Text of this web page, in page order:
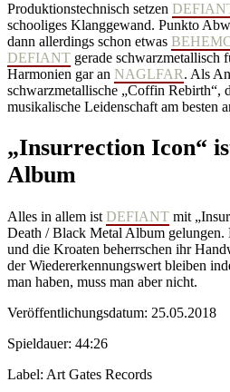
Produktionstechnisch setzen
schooliges Klanggewand. Punkto
dann allerdings schon etwas
DEFIANT gerade schwarzmetallisch
Harmonien gar an NAGLFAR. Als
schwarzmetallische „Coffin Rebirth“,
musikalische Leidenschaft am besten
„Insurrection Icon“
Album
Alles in allem ist DEFIANT mit
Death / Black Metal Album gelungen.
und die Kroaten beherrschen ihr
der Wiedererkennungswert bleiben
man haben, muss man aber nicht.
Veröffentlichungsdatum: 25.05.2018
Spieldauer: 44:26
Label: Art Gates Records